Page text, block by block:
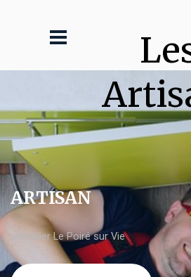
ARTISAN
plombier Le Poiré sur Vie